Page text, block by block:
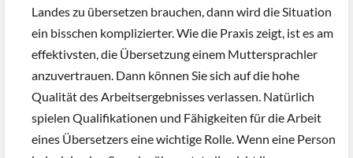
Landes zu übersetzen brauchen, dann wird die Situation
ein bisschen komplizierter. Wie die Praxis zeigt, ist es am
effektivsten, die Übersetzung einem Muttersprachler
anzuvertrauen. Dann können Sie sich auf die hohe
Qualität des Arbeitsergebnisses verlassen. Natürlich
spielen Qualifikationen und Fähigkeiten für die Arbeit
eines Übersetzers eine wichtige Rolle. Wenn eine Person